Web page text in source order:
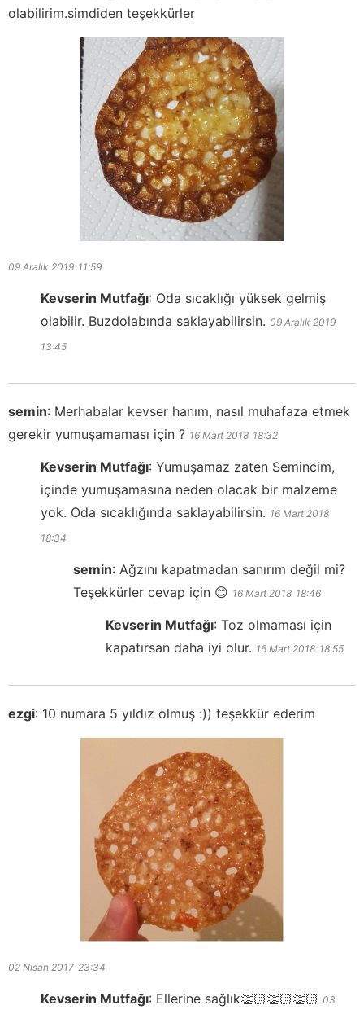
olabilirim.simdiden teşekkürler
09 Aralık 2019 11:59
Kevserin Mutfağı: Oda sıcaklığı yüksek gelmiş
olabilir. Buzdolabında saklayabilirsin. 09 Aralık 2019
13:45
semin: Merhabalar kevser hanım, nasıl muhafaza etmek
gerekir yumuşamaması için ? 16 Mart 2018 18:32
Kevserin Mutfağı: Yumuşamaz zaten Semincim,
içinde yumuşamasına neden olacak bir malzeme
yok. Oda sıcaklığında saklayabilirsin. 16 Mart 2018
18:34
semin: Ağzını kapatmadan sanırım değil mi?
Teşekkürler cevap için 😊 16 Mart 2018 18:46
Kevserin Mutfağı: Toz olmaması için
kapatırsan daha iyi olur. 16 Mart 2018 18:55
ezgi: 10 numara 5 yıldız olmuş :)) teşekkür ederim
02 Nisan 2017 23:34
Kevserin Mutfağı: Ellerine sağlık👏🏻👏🏻👏🏻 03